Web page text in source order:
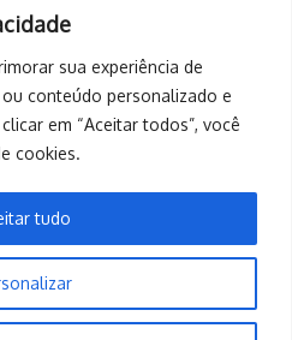
sua experiência de
conteúdo personalizado e
em “Aceitar todos”, você
cookies.
tudo